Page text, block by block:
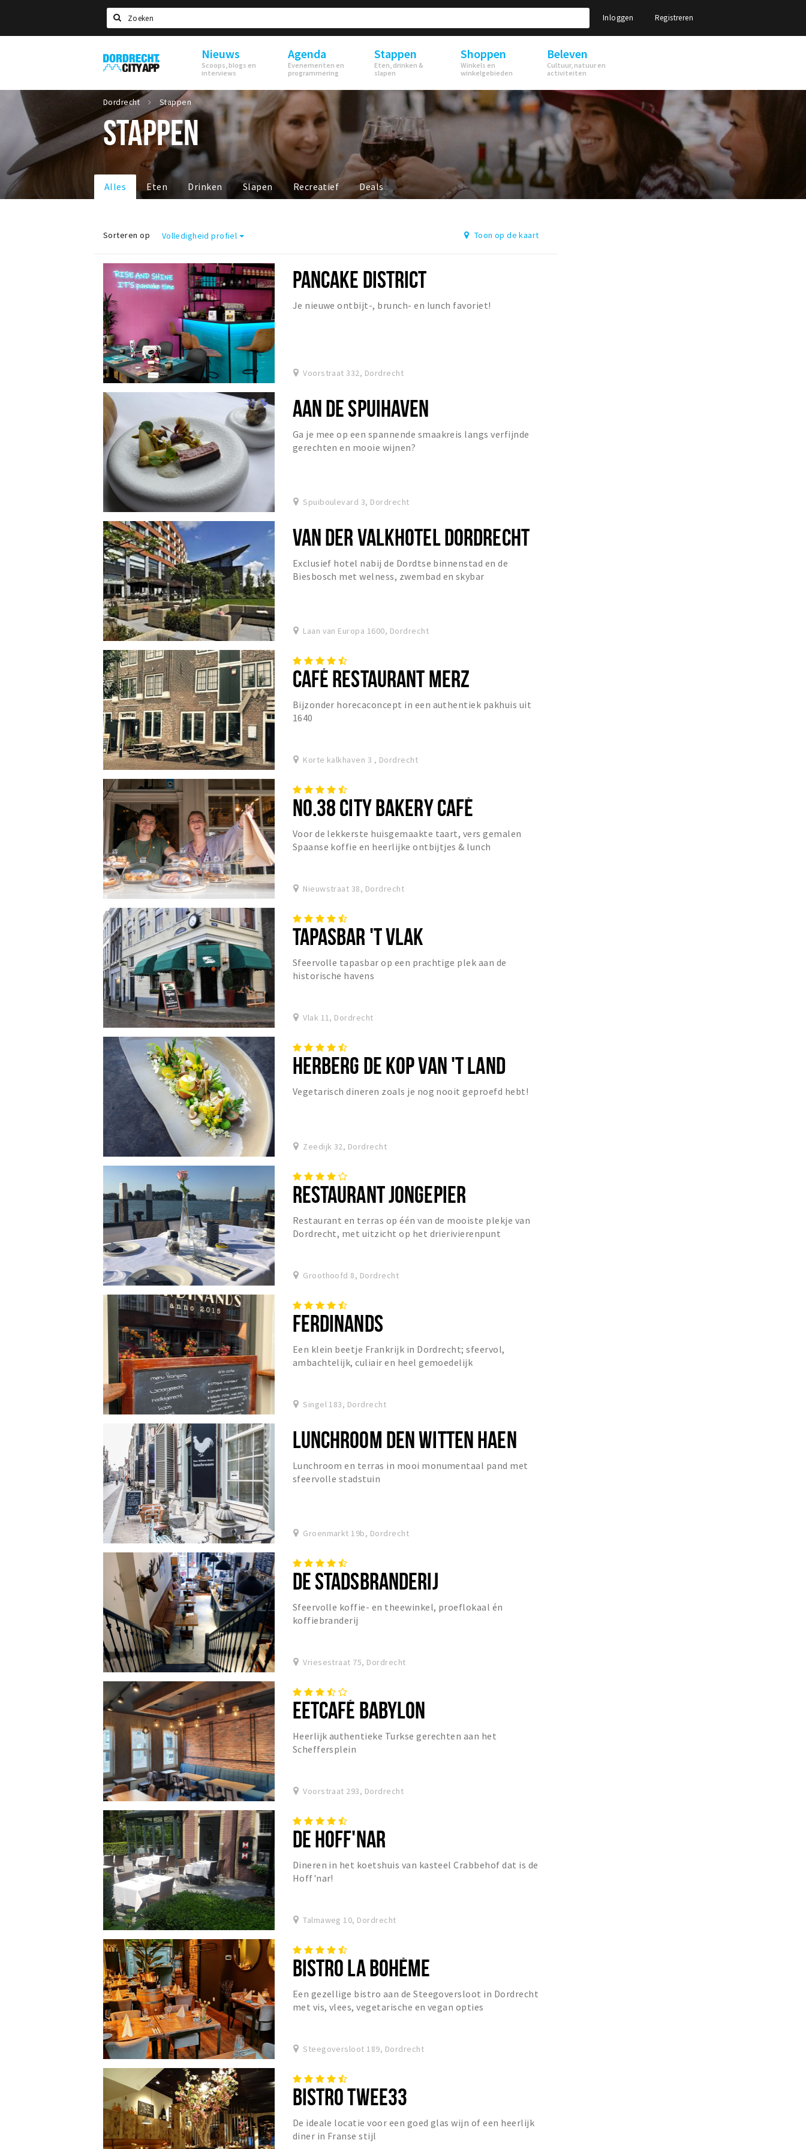
Zoeken
Inloggen Registreren
Dordrecht
City
Nieuws
Scoops, blogs en
interviews
Agenda
Evenementen en
programmering
Stappen
Eten, drinken &
slapen
Shoppen
Winkels en
winkelgebieden
Beleven
Cultuur, natuur en
activiteiten
Dordrecht Stappen
STAPPEN
Alles Eten Drinken Slapen Recreatief Deals
Sorteren op Volledigheid profiel Toon op de kaart
PANCAKE DISTRICT
Je nieuwe ontbijt-, brunch- en lunch favoriet!
Voorstraat 332, Dordrecht
AAN DE SPUIHAVEN
Ga je mee op een spannende smaakreis langs verfijnde
gerechten en mooie wijnen?
Spuiboulevard 3, Dordrecht
VAN DER VALKHOTEL DORDRECHT
Exclusief hotel nabij de Dordtse binnenstad en de
Biesbosch met welness, zwembad en skybar
Laan van Europa 1600, Dordrecht
CAFÉ RESTAURANT MERZ
Bijzonder horecaconcept in een authentiek pakhuis uit
1640
Korte kalkhaven 3 , Dordrecht
NO.38 CITY BAKERY CAFÉ
Voor de lekkerste huisgemaakte taart, vers gemalen
Spaanse koffie en heerlijke ontbijtjes & lunch
Nieuwstraat 38, Dordrecht
TAPASBAR 'T VLAK
Sfeervolle tapasbar op een prachtige plek aan de
historische havens
Vlak 11, Dordrecht
HERBERG DE KOP VAN 'T LAND
Vegetarisch dineren zoals je nog nooit geproefd hebt!
Zeedijk 32, Dordrecht
RESTAURANT JONGEPIER
Restaurant en terras op één van de mooiste plekje van
Dordrecht, met uitzicht op het drierivierenpunt
Groothoofd 8, Dordrecht
FERDINANDS
Een klein beetje Frankrijk in Dordrecht; sfeervol,
ambachtelijk, culiair en heel gemoedelijk
Singel 183, Dordrecht
LUNCHROOM DEN WITTEN HAEN
Lunchroom en terras in mooi monumentaal pand met
sfeervolle stadstuin
Groenmarkt 19b, Dordrecht
DE STADSBRANDERIJ
Sfeervolle koffie- en theewinkel, proeflokaal én
koffiebranderij
Vriesestraat 75, Dordrecht
EETCAFÉ BABYLON
Heerlijk authentieke Turkse gerechten aan het
Scheffersplein
Voorstraat 293, Dordrecht
DE HOFF'NAR
Dineren in het koetshuis van kasteel Crabbehof dat is de
Hoff'nar!
Talmaweg 10, Dordrecht
BISTRO LA BOHÈME
Een gezellige bistro aan de Steegoversloot in Dordrecht
met vis, vlees, vegetarische en vegan opties
Steegoversloot 189, Dordrecht
BISTRO TWEE33
De ideale locatie voor een goed glas wijn of een heerlijk
diner in Franse stijl